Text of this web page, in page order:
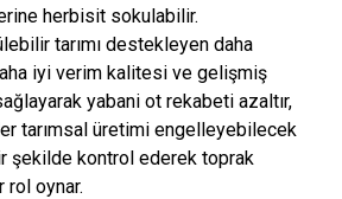
herbisit sokulabilir.
tarımı destekleyen daha
iyi verim kalitesi ve gelişmiş
yabani ot rekabeti azaltır,
tarımsal üretimi engelleyebilecek
şekilde kontrol ederek toprak
oynar.